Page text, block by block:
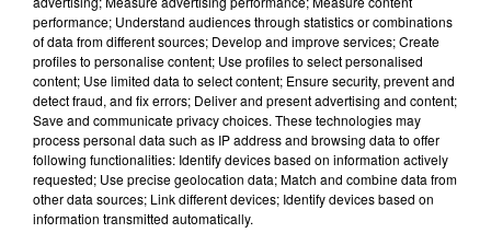
Amour
Couples :Vous n'avez guère été à la fête ces derniers
temps. Stressé, en butte à des difficultés de
communication avec votre conjoint ou partenaire,
vous aviez l'impression d'être incompris, mal aimé.
Heureusement, la présente période s'annonce plus
détendue. Vous réussirez à renouer le dialogue avec
l'homme (ou la femme) de votre vie, et le bonheur
performance; Understand audiences through statistics or combinations
of data from different sources; Develop and improve services; Create
profiles to personalise content; Use profiles to select personalised
content; Use limited data to select content; Ensure security, prevent and
detect fraud, and fix errors; Deliver and present advertising and content;
Save and communicate privacy choices. These technologies may
process personal data such as IP address and browsing data to offer
following functionalities: Identify devices based on information actively
requested; Use precise geolocation data; Match and combine data from
other data sources; Link different devices; Identify devices based on
information transmitted automatically.